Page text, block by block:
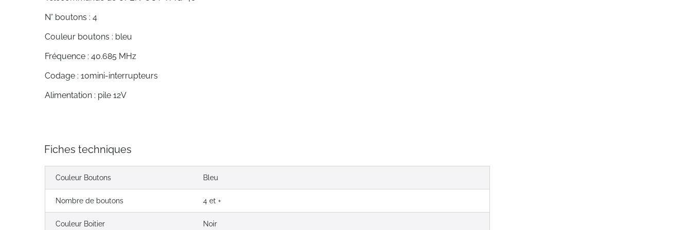
N° boutons : 4
Couleur boutons : bleu
Fréquence : 40.685 MHz
Codage : 10mini-interrupteurs
Alimentation : pile 12V
Fiches techniques
Couleur Boutons Bleu
Nombre de boutons 4 et +
Couleur Boitier Noir